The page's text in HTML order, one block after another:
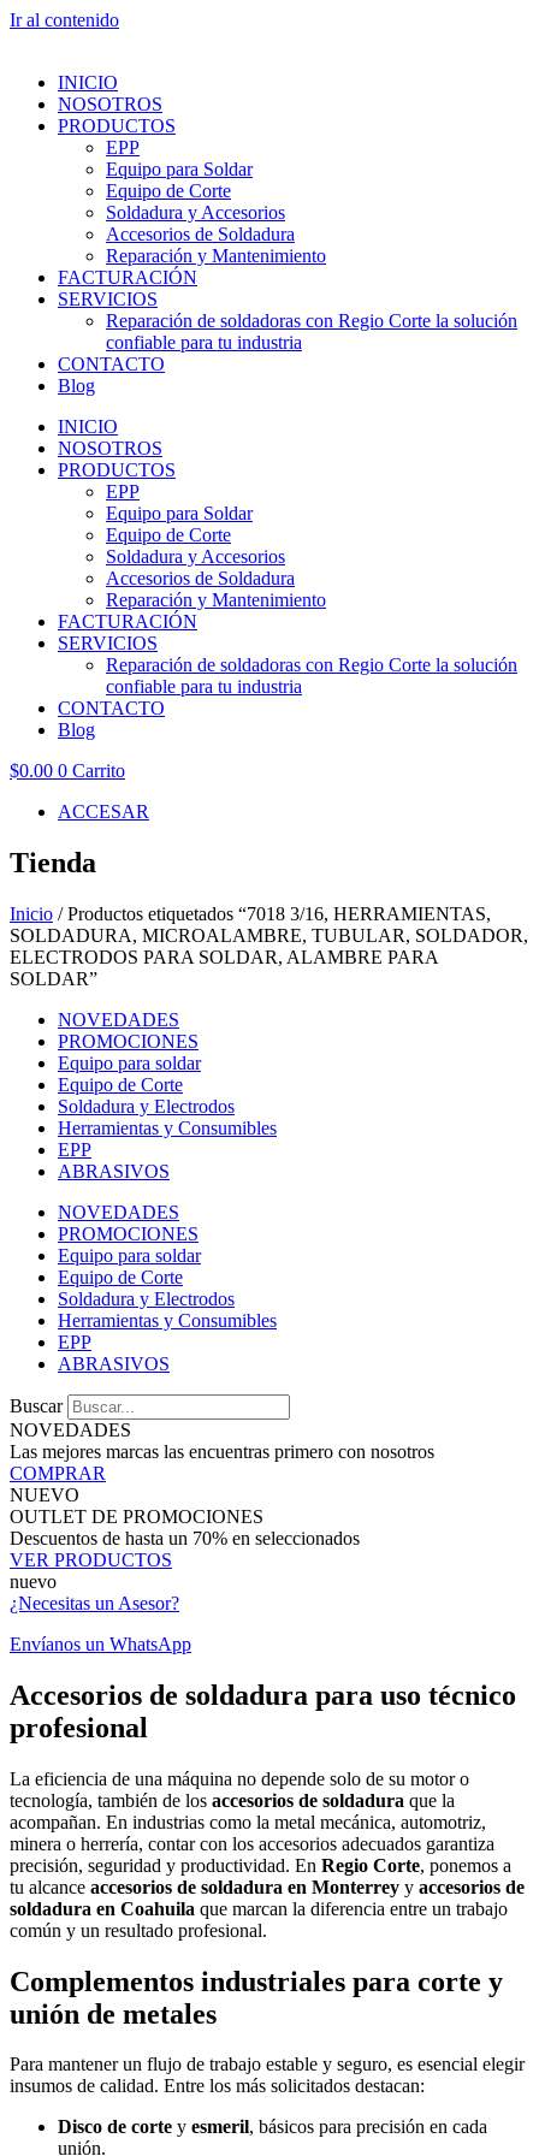
Ir al contenido
INICIO
NOSOTROS
PRODUCTOS
EPP
Equipo para Soldar
Equipo de Corte
Soldadura y Accesorios
Accesorios de Soldadura
Reparación y Mantenimiento
FACTURACIÓN
SERVICIOS
Reparación de soldadoras con Regio Corte la solución
confiable para tu industria
CONTACTO
Blog
INICIO
NOSOTROS
PRODUCTOS
EPP
Equipo para Soldar
Equipo de Corte
Soldadura y Accesorios
Accesorios de Soldadura
Reparación y Mantenimiento
FACTURACIÓN
SERVICIOS
Reparación de soldadoras con Regio Corte la solución
confiable para tu industria
CONTACTO
Blog
$0.00 0 Carrito
ACCESAR
Tienda
Inicio / Productos etiquetados “7018 3/16, HERRAMIENTAS,
SOLDADURA, MICROALAMBRE, TUBULAR, SOLDADOR,
ELECTRODOS PARA SOLDAR, ALAMBRE PARA
SOLDAR”
NOVEDADES
PROMOCIONES
Equipo para soldar
Equipo de Corte
Soldadura y Electrodos
Herramientas y Consumibles
EPP
ABRASIVOS
NOVEDADES
PROMOCIONES
Equipo para soldar
Equipo de Corte
Soldadura y Electrodos
Herramientas y Consumibles
EPP
ABRASIVOS
Buscar
NOVEDADES
Las mejores marcas las encuentras primero con nosotros
COMPRAR
NUEVO
OUTLET DE PROMOCIONES
Descuentos de hasta un 70% en seleccionados
VER PRODUCTOS
nuevo
¿Necesitas un Asesor?
Envíanos un WhatsApp
Accesorios de soldadura para uso técnico
profesional
La eficiencia de una máquina no depende solo de su motor o
tecnología, también de los accesorios de soldadura que la
acompañan. En industrias como la metal mecánica, automotriz,
minera o herrería, contar con los accesorios adecuados garantiza
precisión, seguridad y productividad. En Regio Corte, ponemos a
tu alcance accesorios de soldadura en Monterrey y accesorios de
soldadura en Coahuila que marcan la diferencia entre un trabajo
común y un resultado profesional.
Complementos industriales para corte y
unión de metales
Para mantener un flujo de trabajo estable y seguro, es esencial elegir
insumos de calidad. Entre los más solicitados destacan:
Disco de corte y esmeril, básicos para precisión en cada
unión.